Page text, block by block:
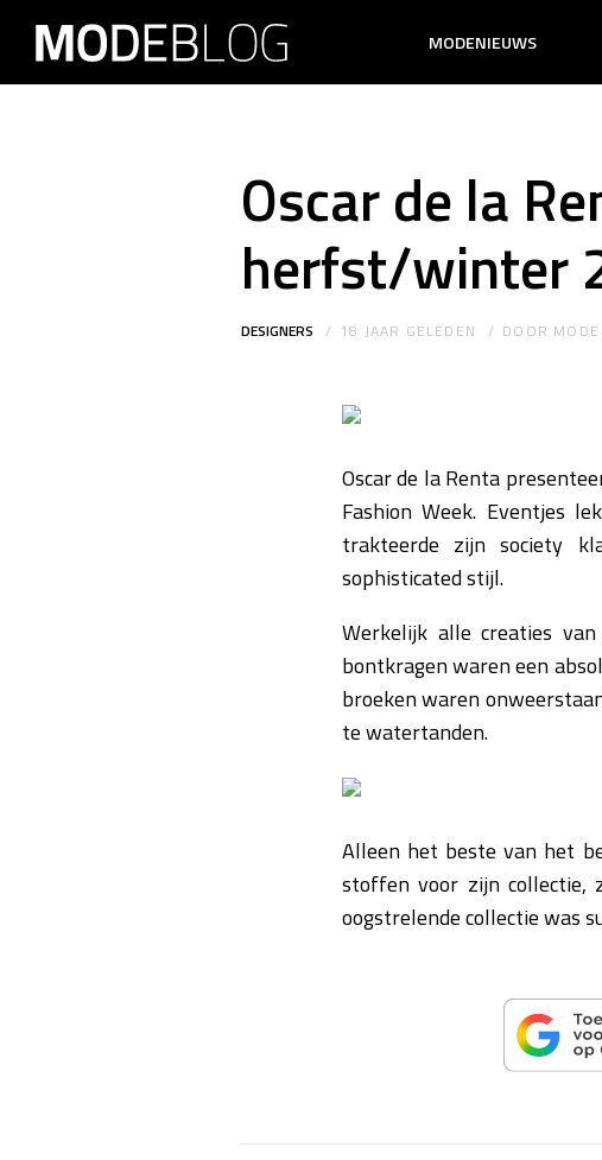
MODENIEUWS
Oscar de la
herfst/winter
DESIGNERS 18 JAAR GELEDEN DOOR
Oscar de la Renta
Fashion Week. Eventjes
trakteerde zijn society
sophisticated stijl.
Werkelijk alle creaties
bontkragen waren een
broeken waren
te watertanden.
Alleen het beste van het
stoffen voor zijn collectie,
oogstrelende collectie was